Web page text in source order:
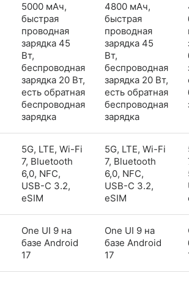
5000 мАч,
быстрая
проводная
зарядка 45
Вт,
беспроводная
зарядка 20 Вт,
есть обратная
беспроводная
зарядка
4800 мАч,
быстрая
проводная
зарядка 45
Вт,
беспроводная
зарядка 20 Вт,
есть обратная
беспроводная
зарядка
5G, LTE, Wi-Fi
7, Bluetooth
6,0, NFC,
USB-C 3.2,
eSIM
5G, LTE, Wi-Fi
7, Bluetooth
6,0, NFC,
USB-C 3.2,
eSIM
One UI 9 на
базе Android
17
One UI 9 на
базе Android
17